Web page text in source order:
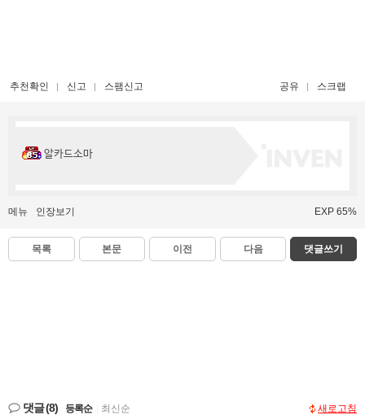
추천확인 신고 스팸신고 공유 스크랩
알카드소마
메뉴 인장보기 EXP 65%
목록 본문 이전 다음 댓글쓰기
댓글(8) 등록순 최신순 새로고침